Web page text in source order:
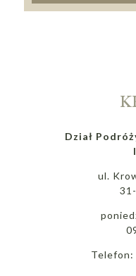
Dział
ul.
Telefon: